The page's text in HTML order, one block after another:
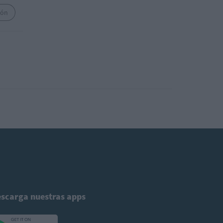
nuestras apps